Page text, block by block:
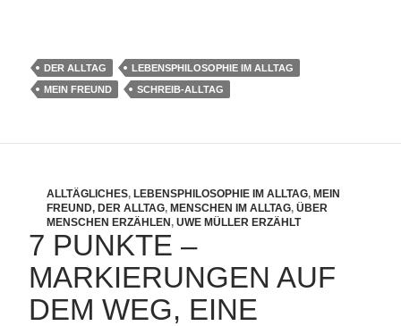
DER ALLTAG
LEBENSPHILOSOPHIE IM ALLTAG
MEIN FREUND
SCHREIB-ALLTAG
ALLTÄGLICHES, LEBENSPHILOSOPHIE IM ALLTAG, MEIN
FREUND, DER ALLTAG, MENSCHEN IM ALLTAG, ÜBER
MENSCHEN ERZÄHLEN , UWE MÜLLER ERZÄHLT
7 PUNKTE –
MARKIERUNGEN AUF
DEM WEG, EINE